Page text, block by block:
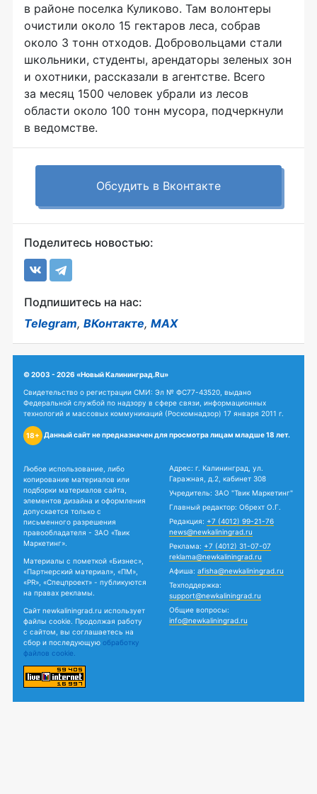
в районе поселка Куликово. Там волонтеры
очистили около 15 гектаров леса, собрав
около 3 тонн отходов. Добровольцами стали
школьники, студенты, арендаторы зеленых зон
и охотники, рассказали в агентстве. Всего
за месяц 1500 человек убрали из лесов
области около 100 тонн мусора, подчеркнули
в ведомстве.
Обсудить в Вконтакте
Поделитесь новостью:
Подпишитесь на нас:
Telegram, ВКонтакте, MAX
© 2003 - 2026 «Новый Калининград.Ru»
Свидетельство о регистрации СМИ: Эл № ФС77-43520, выдано
Федеральной службой по надзору в сфере связи, информационных
технологий и массовых коммуникаций (Роскомнадзор) 17 января 2011 г.
18+ Данный сайт не предназначен для просмотра лицам младше 18 лет.
Любое использование, либо
копирование материалов или
подборки материалов сайта,
элементов дизайна и оформления
допускается только с
письменного разрешения
правообладателя - ЗАО «Твик
Маркетинг».
Материалы с пометкой «Бизнес»,
«Партнерский материал», «ПМ»,
«PR», «Спецпроект» - публикуются
на правах рекламы.
Сайт newkaliningrad.ru использует
файлы cookie. Продолжая работу
с сайтом, вы соглашаетесь на
сбор и последующую обработку
файлов cookie.
Адрес: г. Калининград, ул.
Гаражная, д.2, кабинет 308
Учредитель: ЗАО "Твик Маркетинг"
Главный редактор: Обрехт О.Г.
Редакция: +7 (4012) 99-21-76
news@newkaliningrad.ru
Реклама: +7 (4012) 31-07-07
reklama@newkaliningrad.ru
Афиша: afisha@newkaliningrad.ru
Техподдержка:
support@newkaliningrad.ru
Общие вопросы:
info@newkaliningrad.ru